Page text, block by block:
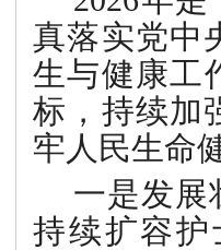
真落实党中
生与健康工
标，持续加
牢人民生命
一是发展
持续扩容